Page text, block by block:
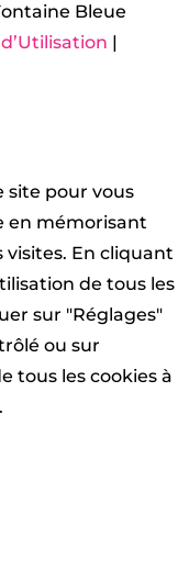
Bleue
|
site pour vous
en mémorisant
visites. En cliquant
de tous les
sur "Réglages"
ou sur
tous les cookies à